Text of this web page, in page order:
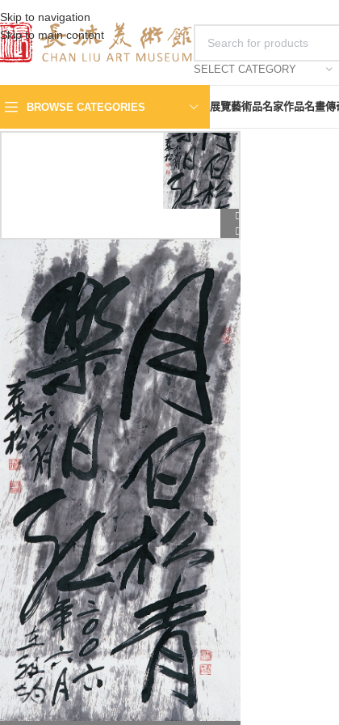
Skip to navigation
Skip to main content
SELECT CATEGORY
BROWSE CATEGORIES 展覽藝術品名家作品名畫傳